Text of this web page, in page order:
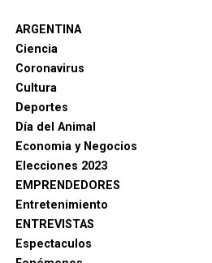
ARGENTINA
Ciencia
Coronavirus
Cultura
Deportes
Día del Animal
Economia y Negocios
Elecciones 2023
EMPRENDEDORES
Entretenimiento
ENTREVISTAS
Espectaculos